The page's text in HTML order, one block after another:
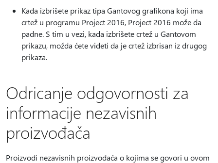
Kada izbrišete prikaz tipa Gantovog grafikona koji ima
crtež u programu Project 2016, Project 2016 može da
padne. S tim u vezi, kada izbrišete crtež u Gantovom
prikazu, možda ćete videti da je crtež izbrisan iz drugog
prikaza.
Odricanje odgovornosti za
informacije nezavisnih
proizvođača
Proizvodi nezavisnih proizvođača o kojima se govori u ovom